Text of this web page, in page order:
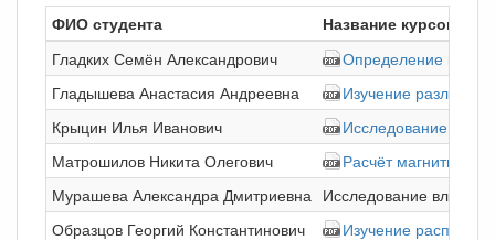
ФИО студента
Название курсовой
Гладких Семён Александрович
Определение
Гладышева Анастасия Андреевна
Изучение
Крыцин Илья Иванович
Исследование
Матрошилов Никита Олегович
Расчёт
Мурашева Александра Дмитриевна Исследование
Образцов Георгий Константинович
Изучение